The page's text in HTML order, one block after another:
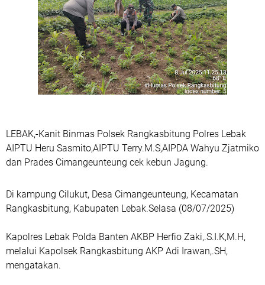
LEBAK,-Kanit Binmas Polsek Rangkasbitung Polres Lebak
AIPTU Heru Sasmito,AIPTU Terry.M.S,AIPDA Wahyu Zjatmiko
dan Prades Cimangeunteung cek kebun Jagung.
Di kampung Cilukut, Desa Cimangeunteung, Kecamatan
Rangkasbitung, Kabupaten Lebak.Selasa (08/07/2025)
Kapolres Lebak Polda Banten AKBP Herfio Zaki,.S.I.K,M.H,
melalui Kapolsek Rangkasbitung AKP Adi Irawan,.SH,
mengatakan.